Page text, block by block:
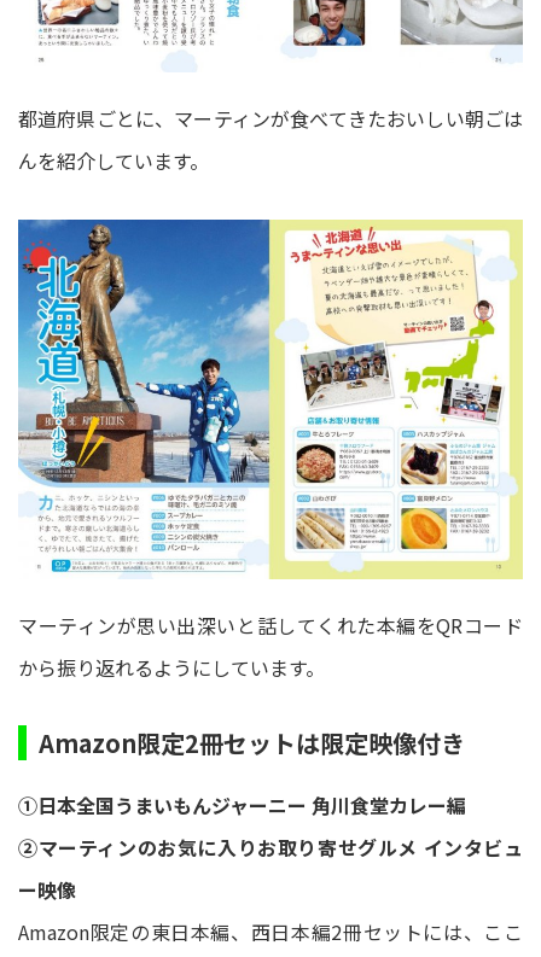
都道府県ごとに、マーティンが食べてきたおいしい朝ごは
んを紹介しています。
マーティンが思い出深いと話してくれた本編をQRコード
から振り返れるようにしています。
Amazon限定2冊セットは限定映像付き
①日本全国うまいもんジャーニー 角川食堂カレー編
②マーティンのお気に入りお取り寄せグルメ インタビュ
ー映像
Amazon限定の東日本編、西日本編2冊セットには、ここ